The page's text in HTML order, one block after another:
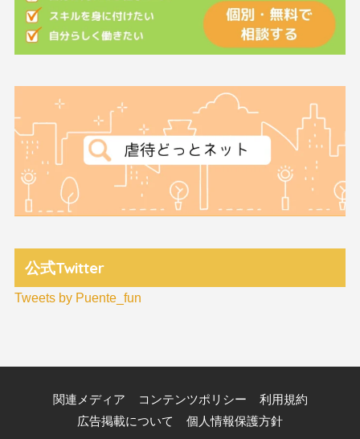
公式Twitter
Tweets by Puente_fun
関連メディア コンテンツポリシー
利用規約
広告掲載について
個人情報保護方針